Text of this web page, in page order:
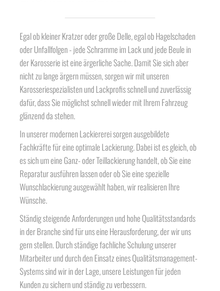
Egal ob kleiner Kratzer oder große Delle, egal ob Hagelschaden
oder Unfallfolgen - jede Schramme im Lack und jede Beule in
der Karosserie ist eine ärgerliche Sache. Damit Sie sich aber
nicht zu lange ärgern müssen, sorgen wir mit unseren
Karosseriespezialisten und Lackprofis schnell und zuverlässig
dafür, dass Sie möglichst schnell wieder mit Ihrem Fahrzeug
glänzend da stehen.
In unserer modernen Lackiererei sorgen ausgebildete
Fachkräfte für eine optimale Lackierung. Dabei ist es gleich, ob
es sich um eine Ganz- oder Teillackierung handelt, ob Sie eine
Reparatur ausführen lassen oder ob Sie eine spezielle
Wunschlackierung ausgewählt haben, wir realisieren Ihre
Wünsche.
Ständig steigende Anforderungen und hohe Qualitätsstandards
in der Branche sind für uns eine Herausforderung, der wir uns
gern stellen. Durch ständige fachliche Schulung unserer
Mitarbeiter und durch den Einsatz eines Qualitätsmanagement-
Systems sind wir in der Lage, unsere Leistungen für jeden
Kunden zu sichern und ständig zu verbessern.